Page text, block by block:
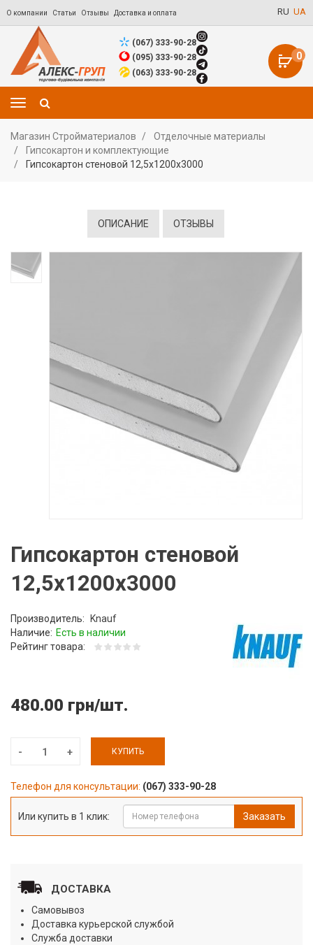
О компании Статьи Отзывы Доставка и оплата RU UA
0
(067) 333-90-28
(095) 333-90-28
(063) 333-90-28
Магазин Стройматериалов
Отделочные материалы
Гипсокартон и комплектующие
Гипсокартон cтеновой 12,5х1200х3000
ОПИСАНИЕ ОТЗЫВЫ
Гипсокартон cтеновой
12,5х1200х3000
Производитель:
Knauf
Наличие: Есть в наличии
Рейтинг товара:
480.00 грн/шт.
КУПИТЬ
Телефон для консультации: (067) 333-90-28
Или купить в 1 клик: Заказать
ДОСТАВКА
Самовывоз
Доставка курьерской службой
Служба доставки